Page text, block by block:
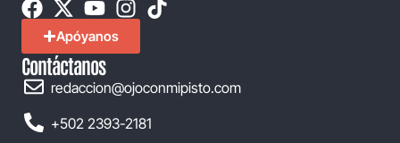
Apóyanos
Contáctanos
redaccion@ojoconmipisto.com
+502 2393-2181